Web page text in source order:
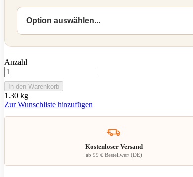
Anzahl
In den Warenkorb
1.30 kg
Zur Wunschliste hinzufügen
Kostenloser Versand
ab 99 € Bestellwert (DE)